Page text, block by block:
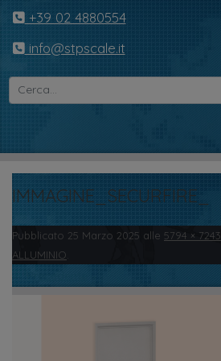
+39 02 4880554
info@stpscale.it
IMMAGINE_SECURFIRE_
Pubblicato 25 Marzo 2025 alle 5794 × 7243
ALLUMINIO